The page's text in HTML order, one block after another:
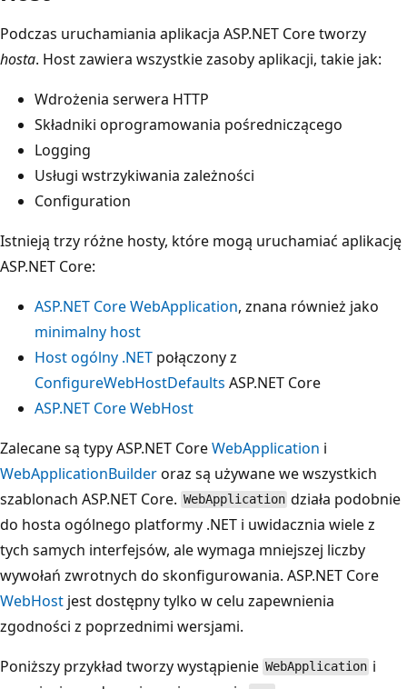
Podczas uruchamiania aplikacja ASP.NET Core tworzy
hosta. Host zawiera wszystkie zasoby aplikacji, takie jak:
Wdrożenia serwera HTTP
Składniki oprogramowania pośredniczącego
Logging
Usługi wstrzykiwania zależności
Configuration
Istnieją trzy różne hosty, które mogą uruchamiać aplikację
ASP.NET Core:
ASP.NET Core WebApplication, znana również jako
minimalny host
Host ogólny .NET połączony z
ConfigureWebHostDefaults ASP.NET Core
ASP.NET Core WebHost
Zalecane są typy ASP.NET CoreWebApplication i
WebApplicationBuilderoraz są używane we wszystkich
szablonach ASP.NET Core. WebApplication działa podobnie
do hosta ogólnego platformy .NET i uwidacznia wiele z
tych samych interfejsów, ale wymaga mniejszej liczby
wywołań zwrotnych do skonfigurowania. ASP.NET Core
WebHost jest dostępny tylko w celu zapewnienia
zgodności z poprzednimi wersjami.
Poniższy przykład tworzy wystąpienie WebApplication i